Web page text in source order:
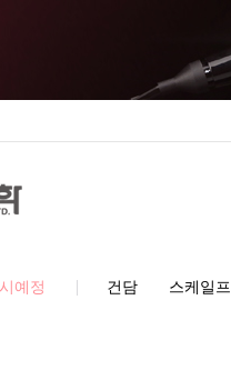
예정 건담 스케일